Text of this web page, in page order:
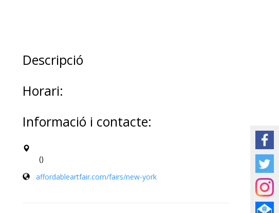
Descripció
Horari:
Informació i contacte:
()
affordableartfair.com/fairs/new-york